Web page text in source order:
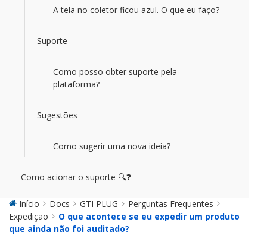
A tela no coletor ficou azul. O que eu faço?
Suporte
Como posso obter suporte pela
plataforma?
Sugestões
Como sugerir uma nova ideia?
Como acionar o suporte 🔍❓
Início Docs GTI PLUG
Perguntas Frequentes
Expedição
O que acontece se eu expedir um produto
que ainda não foi auditado?